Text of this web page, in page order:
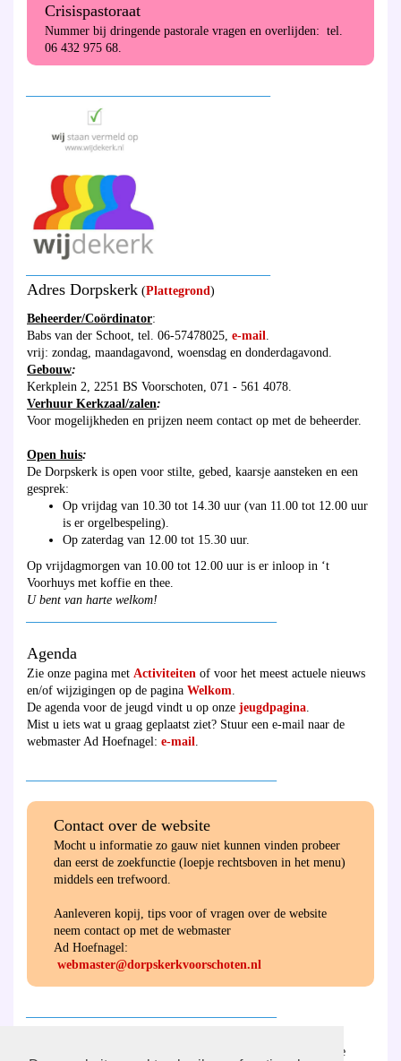
Crisispastoraat
Nummer bij dringende pastorale vragen en overlijden: tel.
06 432 975 68.
Adres Dorpskerk (Plattegrond )
Beheerder/Coördinator:
Babs van der Schoot, tel. 06-57478025, e-mail
vrij: zondag, maandagavond, woensdag en donderdagavond.
Gebouw:
Kerkplein 2, 2251 BS Voorschoten, 071 - 561 4078.
Verhuur Kerkzaal/zalen:
Voor mogelijkheden en prijzen neem contact op met de beheerder.
Open huis:
De Dorpskerk is open voor stilte, gebed, kaarsje aansteken en een
gesprek:
Op vrijdag van 10.30 tot 14.30 uur (van 11.00 tot 12.00 uur
is er orgelbespeling).
Op zaterdag van 12.00 tot 15.30 uur.
Op vrijdagmorgen van 10.00 tot 12.00 uur is er inloop in ‘t
Voorhuys met koffie en thee.
U bent van harte welkom!
Agenda
Zie onze pagina met Activiteiten of voor het meest actuele nieuws
en/of wijzigingen op de pagina Welkom
De agenda voor de jeugd vindt u op onze jeugdpagina
Mist u iets wat u graag geplaatst ziet? Stuur een e-mail naar de
webmaster Ad Hoefnagel: e-mail
Contact over de website
Mocht u informatie zo gauw niet kunnen vinden probeer
dan eerst de zoekfunctie (loepje rechtsboven in het menu)
middels een trefwoord.
Aanleveren kopij, tips voor of vragen over de website
neem contact op met de webmaster
Ad Hoefnagel:
webmaster@dorpskerkvoorschoten.nl
vind u de ANBI-verantwoording van de